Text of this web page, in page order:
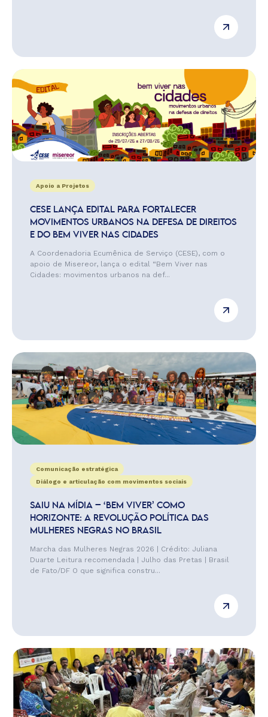
Apoio a Projetos
CESE LANÇA EDITAL PARA FORTALECER
MOVIMENTOS URBANOS NA DEFESA DE DIREITOS
E DO BEM VIVER NAS CIDADES
A Coordenadoria Ecumênica de Serviço (CESE), com o
apoio de Misereor, lança o edital “Bem Viver nas
Cidades: movimentos urbanos na def...
Comunicação estratégica
Diálogo e articulação com movimentos sociais
SAIU NA MÍDIA – ‘BEM VIVER’ COMO
HORIZONTE: A REVOLUÇÃO POLÍTICA DAS
MULHERES NEGRAS NO BRASIL
Marcha das Mulheres Negras 2026 | Crédito: Juliana
Duarte Leitura recomendada | Julho das Pretas | Brasil
de Fato/DF O que significa constru...